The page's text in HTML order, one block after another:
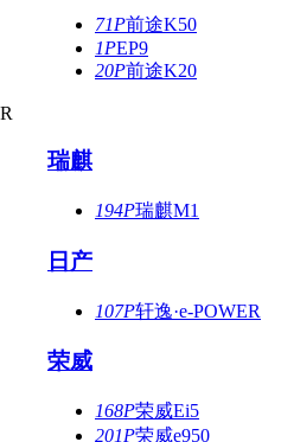
71P前途K50
1PEP9
20P前途K20
R
瑞麒
194P瑞麒M1
日产
107P轩逸·e-POWER
荣威
168P荣威Ei5
201P荣威e950